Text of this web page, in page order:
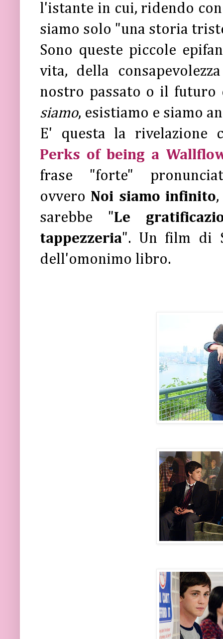
l'istante in cui, ridendo
siamo solo "una storia
Sono queste piccole
vita, della
nostro passato o il futuro
siamo, esistiamo e siamo
E' questa la rivelazione
Perks of being a
frase "forte"
ovvero Noi siamo infinito
sarebbe "Le
tappezzeria". Un film di
dell'omonimo libro.